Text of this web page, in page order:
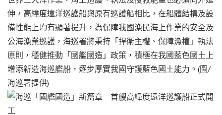
伸，高緯度遠洋巡護船與原有巡護船相比，在船體結構及設
備性能上均有顯著提升，為保障我國漁民海上作業的安全及
公海漁業巡護，海巡署將秉持「捍衛主權、保障漁權」執法
原則，穩健推動「國艦國造」政策，積極在我國藍色國土上
增添新造海巡艦船，逐步厚實我國守護藍色國土能力。(圖/
海巡署提供)